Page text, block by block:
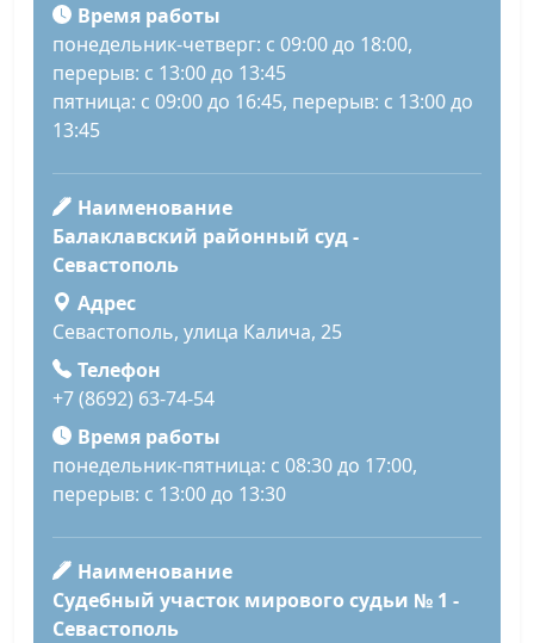
Время работы
понедельник-четверг: с 09:00 до 18:00,
перерыв: с 13:00 до 13:45
пятница: с 09:00 до 16:45, перерыв: с 13:00 до
13:45
Наименование
Балаклавский районный суд -
Севастополь
Адрес
Севастополь, улица Калича, 25
Телефон
+7 (8692) 63-74-54
Время работы
понедельник-пятница: с 08:30 до 17:00,
перерыв: с 13:00 до 13:30
Наименование
Судебный участок мирового судьи № 1 -
Севастополь